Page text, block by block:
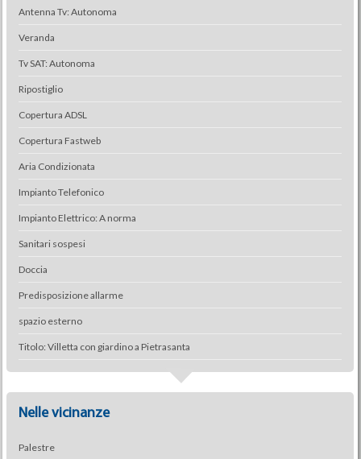
Antenna Tv: Autonoma
Veranda
Tv SAT: Autonoma
Ripostiglio
Copertura ADSL
Copertura Fastweb
Aria Condizionata
Impianto Telefonico
Impianto Elettrico: A norma
Sanitari sospesi
Doccia
Predisposizione allarme
spazio esterno
Titolo: Villetta con giardino a Pietrasanta
Nelle vicinanze
Palestre